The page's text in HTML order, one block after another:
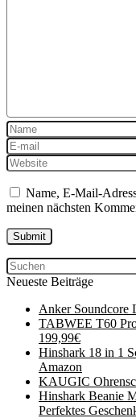
Name, E-Mail-
meinen nächsten
Neueste Beiträge
Anker Soundcore
TABWEE T60
199,99€
Hinshark 18 in 1
Amazon
KAUGIC
Hinshark Beanie
Perfektes